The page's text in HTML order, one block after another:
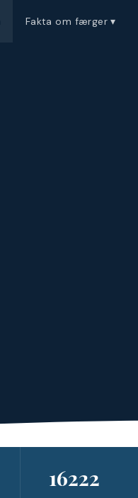
Fakta om færger ▾
16222